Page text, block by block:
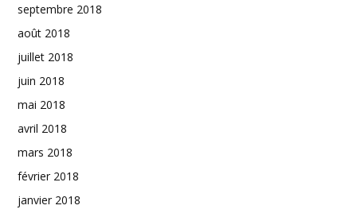
septembre 2018
août 2018
juillet 2018
juin 2018
mai 2018
avril 2018
mars 2018
février 2018
janvier 2018